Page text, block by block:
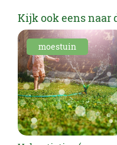
Kijk ook eens naar
moestuin